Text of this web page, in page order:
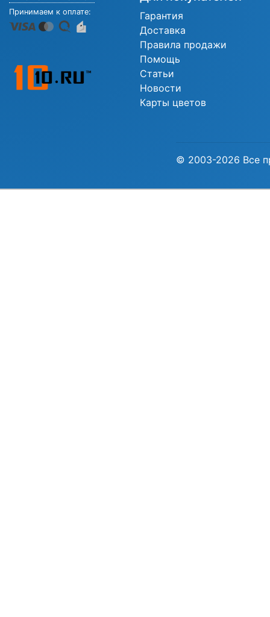
Принимаем к оплате:
Гарантия
Доставка
Правила продажи
Помощь
Статьи
Новости
Карты цветов
© 2003-2026 Все